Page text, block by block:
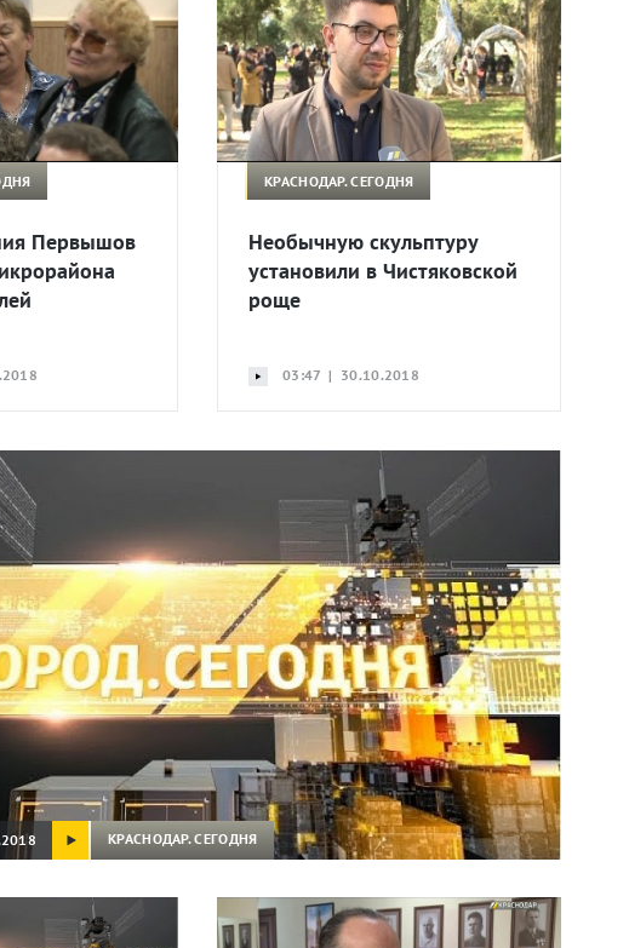
Первышов
КРАСНОДАР. СЕГОДНЯ
Необычную скульптуру
установили в Чистяковской
роще
03:47 | 30.10.2018
КРАСНОДАР. СЕГОДНЯ